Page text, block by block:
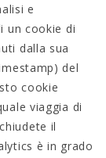
e
un cookie di
dalla sua
del
cookie
viaggia di
il
è in grado